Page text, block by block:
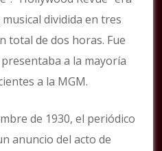
dividida en tres
total de dos horas. Fue
a la mayoría
a la MGM.
de 1930, el periódico
anuncio del acto de